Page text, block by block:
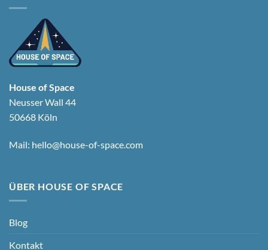
House of Space
Neusser Wall 44
50668 Köln
Mail: hello@house-of-space.com
ÜBER HOUSE OF SPACE
Blog
Kontakt